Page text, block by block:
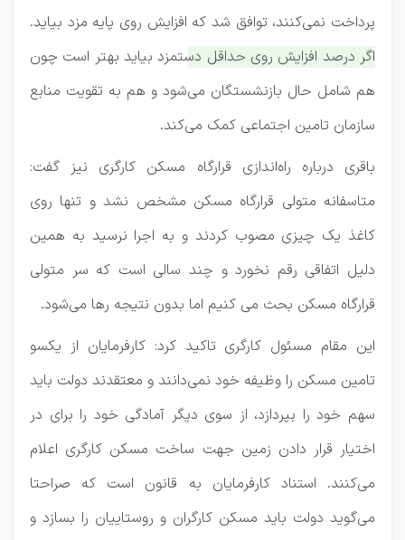
پرداخت نمی‌کنند، توافق شد که افزایش روی پایه مزد بیاید.
اگر درصد افزایش روی حداقل دستمزد بیاید بهتر است چون
هم شامل حال بازنشستگان می‌شود و هم به تقویت منابع
سازمان تامین اجتماعی کمک می‌کند.
باقری درباره راه‌اندازی قرارگاه مسکن کارگری نیز گفت:
متاسفانه متولی قرارگاه مسکن مشخص نشد و تنها روی
کاغذ یک چیزی مصوب کردند و به اجرا نرسید به همین
دلیل اتفاقی رقم نخورد و چند سالی است که سر متولی
قرارگاه مسکن بحث می کنیم اما بدون نتیجه رها می‌شود.
این مقام مسئول کارگری تاکید کرد: کارفرمایان از یکسو
تامین مسکن را وظیفه خود نمی‌دانند و معتقدند دولت باید
سهم خود را بپردازد، از سوی دیگر آمادگی خود را برای در
اختیار قرار دادن زمین جهت ساخت مسکن کارگری اعلام
می‌کنند. استناد کارفرمایان به قانون است که صراحتا
می‌گوید دولت باید مسکن کارگران و روستاییان را بسازد و